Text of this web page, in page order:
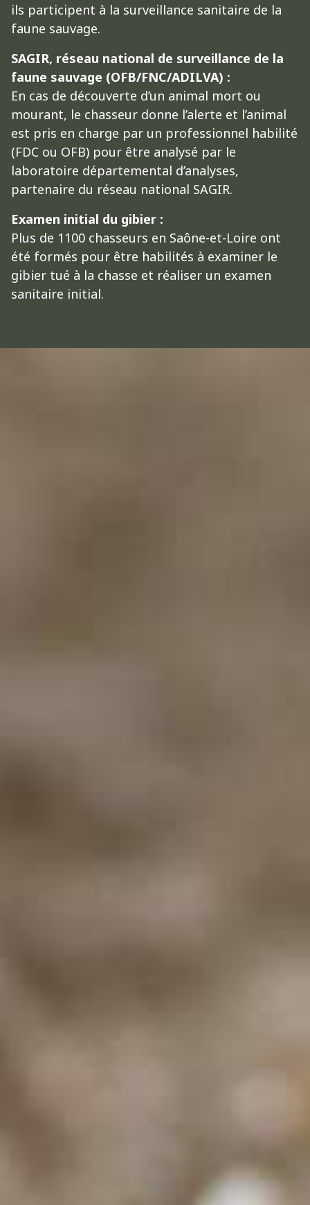
ils participent à la surveillance sanitaire de la
faune sauvage.
SAGIR, réseau national de surveillance de la
faune sauvage (OFB/FNC/ADILVA) :
En cas de découverte d’un animal mort ou
mourant, le chasseur donne l’alerte et l’animal
est pris en charge par un professionnel habilité
(FDC ou OFB) pour être analysé par le
laboratoire départemental d’analyses,
partenaire du réseau national SAGIR.
Examen initial du gibier :
Plus de 1100 chasseurs en Saône-et-Loire ont
été formés pour être habilités à examiner le
gibier tué à la chasse et réaliser un examen
sanitaire initial.